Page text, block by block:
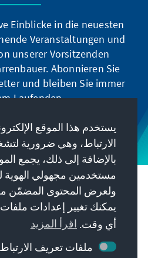
Einblicke in die neuesten
Veranstaltungen und
unserer Vorsitzenden
Abonnieren Sie
und bleiben Sie immer
Laufenden.
مهمتنا
معلومات الاتصال
يستخدم هذا الموقع
الارتباط، وهي ضرورية
بالإضافة إلى ذلك، يجمع
مستخدمين مجهولي الهوية
ولعرض المحتوى المضمّن
يمكنك تغيير إعدادات
أي وقت. اقرأ المزيد
ملفات تعريف